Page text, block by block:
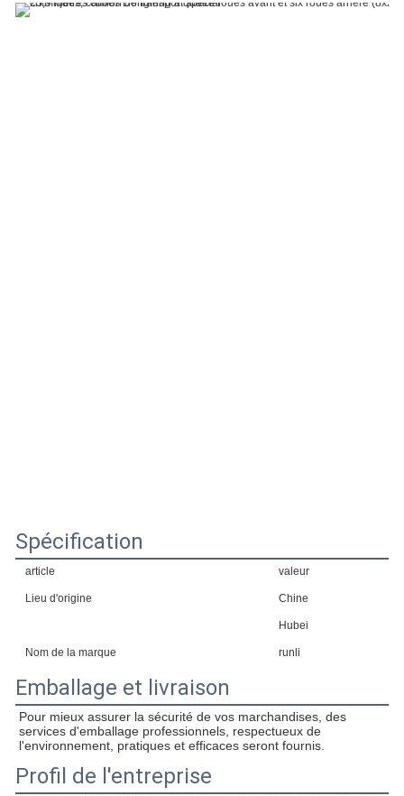
Spécification
article valeur
Lieu d'origine Chine
Hubei
Nom de la marque runli
Emballage et livraison
Pour mieux assurer la sécurité de vos marchandises, des
services d'emballage professionnels, respectueux de
l'environnement, pratiques et efficaces seront fournis.
Profil de l'entreprise